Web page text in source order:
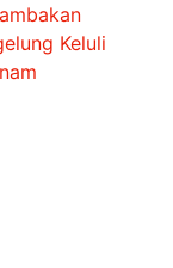
Keluli